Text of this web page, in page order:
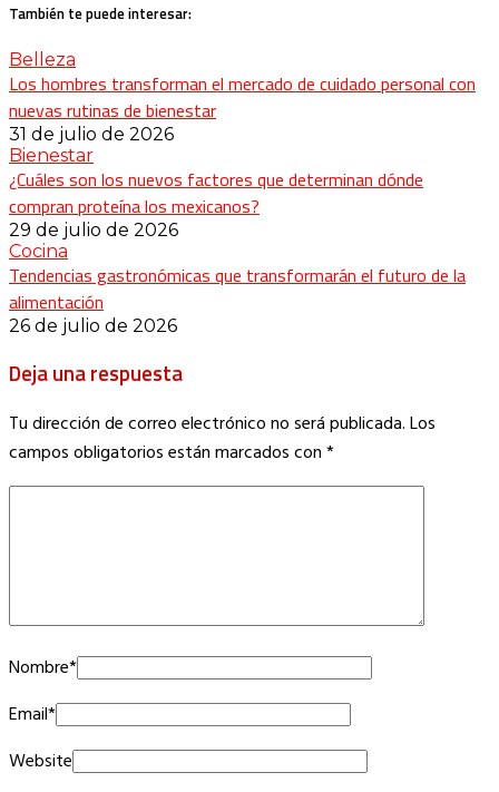
También te puede interesar:
Belleza
Los hombres transforman el mercado de cuidado personal con
nuevas rutinas de bienestar
31 de julio de 2026
Bienestar
¿Cuáles son los nuevos factores que determinan dónde
compran proteína los mexicanos?
29 de julio de 2026
Cocina
Tendencias gastronómicas que transformarán el futuro de la
alimentación
26 de julio de 2026
Deja una respuesta
Tu dirección de correo electrónico no será publicada.Los
campos obligatorios están marcados con*
Nombre*
Email*
Website